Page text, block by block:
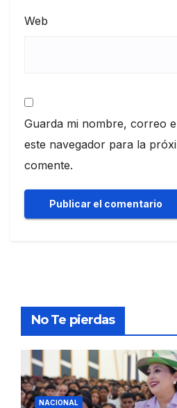
Web
Guarda mi nombre, correo
este navegador para la
comente.
No Te pierdas
NACIONAL